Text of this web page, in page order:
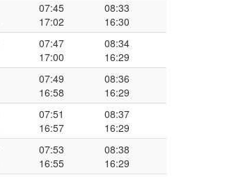
07:45
17:02
08:33
16:30
07:47
17:00
08:34
16:29
07:49
16:58
08:36
16:29
07:51
16:57
08:37
16:29
07:53
16:55
08:38
16:29